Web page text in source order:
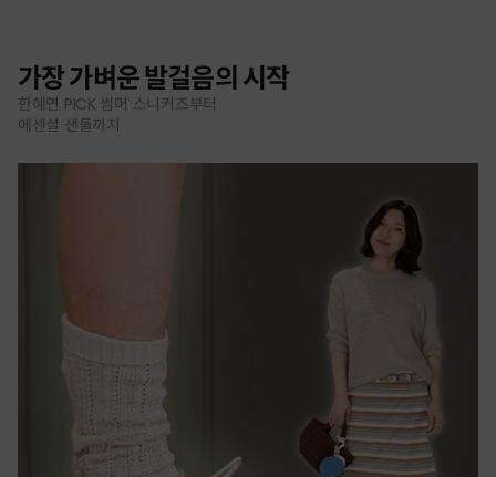
가장 가벼운 발걸음의 시작
한혜연 PICK 썸머 스니커즈부터
에센셜 샌들까지